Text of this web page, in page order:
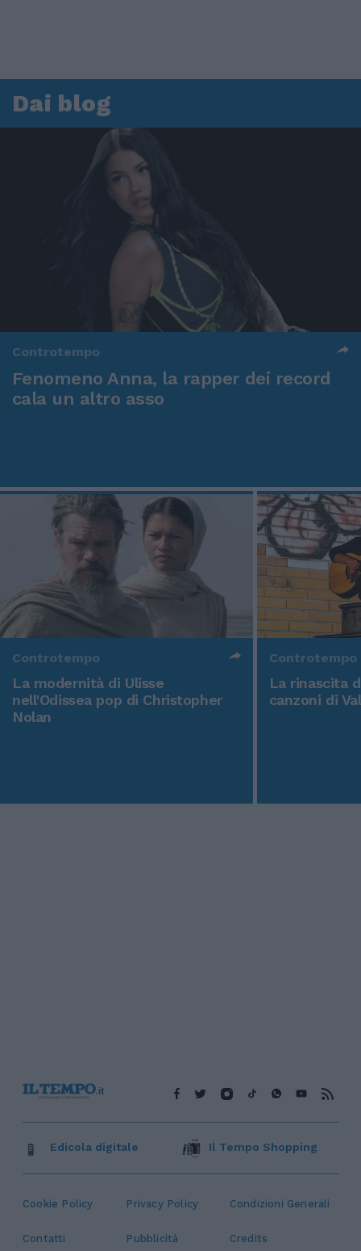
Dai blog
Controtempo
Fenomeno Anna, la rapper dei record
cala un altro asso
Controtempo
La modernità di Ulisse
nell'Odissea pop di Christopher
Nolan
Controtempo
La rinascita
canzoni di
Cookie Policy Privacy Policy Condizioni Generali
Contatti Pubblicità Credits
Edicola digitale Il Tempo Shopping